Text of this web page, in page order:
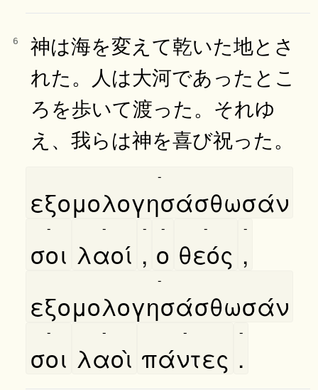
6
神は海を変えて乾いた地とさ
れた。人は大河であったとこ
ろを歩いて渡った。それゆ
え、我らは神を喜び祝った。
εξομολογησάσθωσάν
-
σοι
-
λαοί
-
,
-
ο
-
θεός
-
,
-
εξομολογησάσθωσάν
-
σοι
-
λαοὶ
-
πάντες
-
.
-